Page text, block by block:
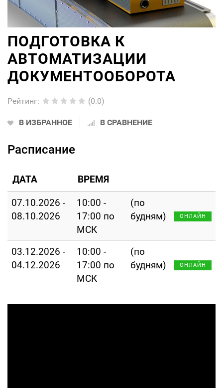
ПОДГОТОВКА К
АВТОМАТИЗАЦИИ
ДОКУМЕНТООБОРОТА
Рейтинг: (0.0)
В ИЗБРАННОЕ В СРАВНЕНИЕ
Расписание
ДАТА ВРЕМЯ
07.10.2026 -
08.10.2026
10:00 -
17:00 по
МСК
(по
будням)
ОНЛАЙН
03.12.2026 -
04.12.2026
10:00 -
17:00 по
МСК
(по
будням)
ОНЛАЙН